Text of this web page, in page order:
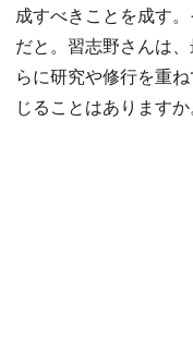
成すべきことを成す
だと。習志野さんは
らに研究や修行を重
じることはありますか